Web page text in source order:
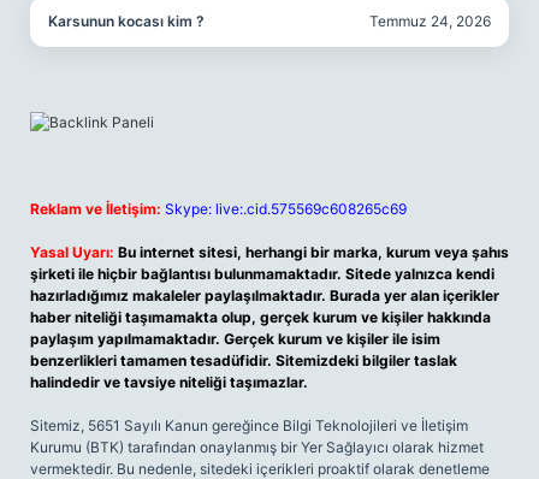
Karsunun kocası kim ? Temmuz 24, 2026
Reklam ve İletişim: Skype: live:.cid.575569c608265c69
Yasal Uyarı: Bu internet sitesi, herhangi bir marka, kurum veya şahıs
şirketi ile hiçbir bağlantısı bulunmamaktadır. Sitede yalnızca kendi
hazırladığımız makaleler paylaşılmaktadır. Burada yer alan içerikler
haber niteliği taşımamakta olup, gerçek kurum ve kişiler hakkında
paylaşım yapılmamaktadır. Gerçek kurum ve kişiler ile isim
benzerlikleri tamamen tesadüfidir. Sitemizdeki bilgiler taslak
halindedir ve tavsiye niteliği taşımazlar.
Sitemiz, 5651 Sayılı Kanun gereğince Bilgi Teknolojileri ve İletişim
Kurumu (BTK) tarafından onaylanmış bir Yer Sağlayıcı olarak hizmet
vermektedir. Bu nedenle, sitedeki içerikleri proaktif olarak denetleme